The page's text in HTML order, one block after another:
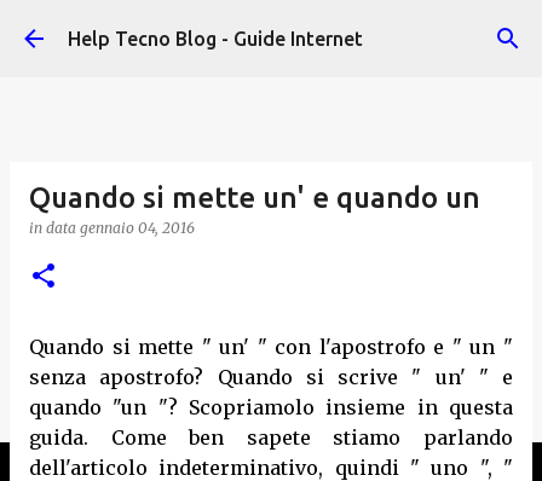
Passa ai contenuti principali
Help Tecno Blog - Guide Internet
Quando si mette un' e quando un
in data gennaio 04, 2016
Quando si mette " un' " con l'apostrofo e " un "
senza apostrofo? Quando si scrive " un' " e
quando "un "? Scopriamolo insieme in questa
guida. Come ben sapete stiamo parlando
dell'articolo indeterminativo, quindi " uno ", "